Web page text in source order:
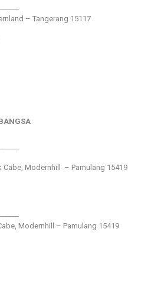
– Tangerang 15117
Cabe, Modernhill – Pamulang 15419
Modernhill – Pamulang 15419